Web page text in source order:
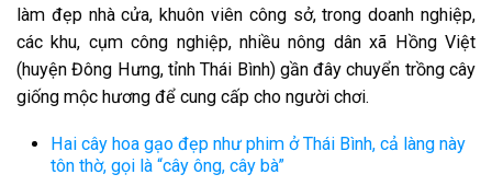
làm đẹp nhà cửa, khuôn viên công sở, trong doanh nghiệp,
các khu, cụm công nghiệp, nhiều nông dân xã Hồng Việt
(huyện Đông Hưng, tỉnh Thái Bình) gần đây chuyển trồng cây
giống mộc hương để cung cấp cho người chơi.
Hai cây hoa gạo đẹp như phim ở Thái Bình, cả làng này
tôn thờ, gọi là “cây ông, cây bà”